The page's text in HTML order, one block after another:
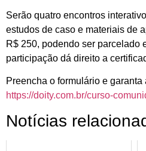
Serão quatro encontros
estudos de caso e materiais de
R$ 250, podendo ser parcelado
participação dá direito a
Preencha o formulário e garanta
https://doity.com.br/curso-
Notícias